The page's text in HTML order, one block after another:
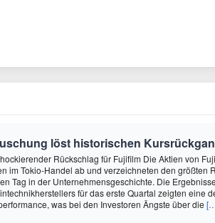
löst historischen
Rückschlag für Fujifilm Die Aktien von
im Tokio-Handel ab und verzeichneten den größten
Tag in der Unternehmensgeschichte. Die
für das erste Quartal zeigten eine
was bei den Investoren Ängste über die